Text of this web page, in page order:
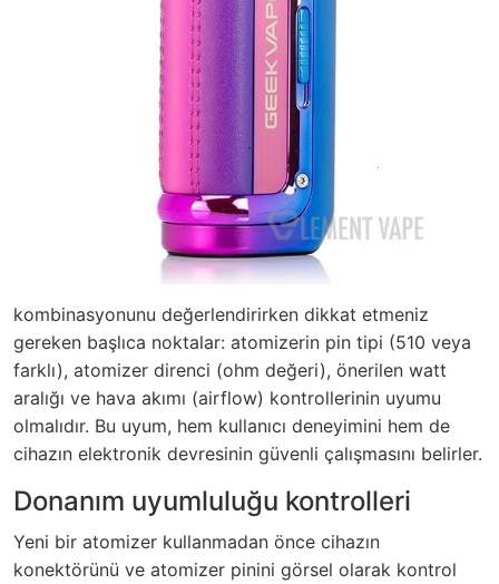
kombinasyonunu değerlendirirken dikkat etmeniz
gereken başlıca noktalar: atomizerin pin tipi (510 veya
farklı), atomizer direnci (ohm değeri), önerilen watt
aralığı ve hava akımı (airflow) kontrollerinin uyumu
olmalıdır. Bu uyum, hem kullanıcı deneyimini hem de
cihazın elektronik devresinin güvenli çalışmasını belirler.
Donanım uyumluluğu kontrolleri
Yeni bir atomizer kullanmadan önce cihazın
konektörünü ve atomizer pinini görsel olarak kontrol